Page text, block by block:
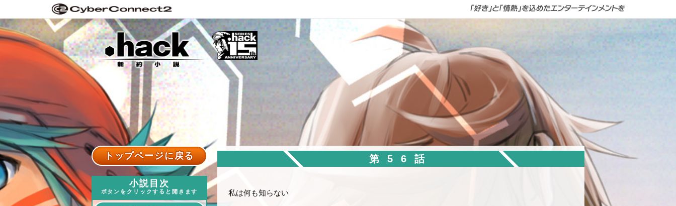
トップページに戻る
小説目次
ボタンをクリックすると開きます
第56話
私は何も知らない